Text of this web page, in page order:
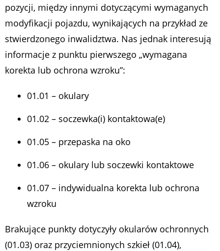
pozycji, między innymi dotyczącymi wymaganych
modyfikacji pojazdu, wynikających na przykład ze
stwierdzonego inwalidztwa. Nas jednak interesują
informacje z punktu pierwszego „wymagana
korekta lub ochrona wzroku”:
01.01 – okulary
01.02 – soczewka(i) kontaktowa(e)
01.05 – przepaska na oko
01.06 – okulary lub soczewki kontaktowe
01.07 – indywidualna korekta lub ochrona
wzroku
Brakujące punkty dotyczyły okularów ochronnych
(01.03) oraz przyciemnionych szkieł (01.04),